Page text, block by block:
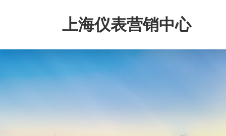
上海仪表营销中心